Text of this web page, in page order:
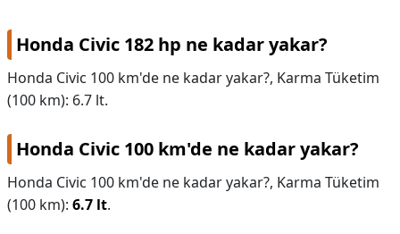
Honda Civic 182 hp ne kadar yakar?
Honda Civic 100 km'de ne kadar yakar?, Karma Tüketim
(100 km): 6.7 lt.
Honda Civic 100 km'de ne kadar yakar?
Honda Civic 100 km'de ne kadar yakar?, Karma Tüketim
(100 km): 6.7 lt.